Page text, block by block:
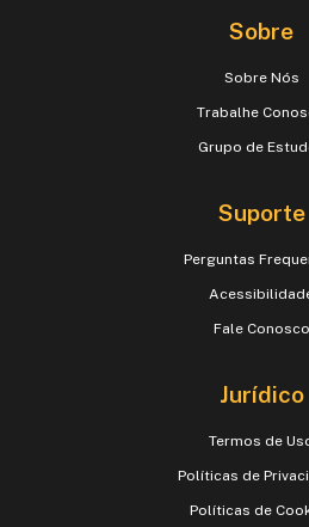
Sobre
Sobre Nós
Trabalhe
Grupo de
Suporte
Perguntas
Fale Conosco
Jurídico
Termos de
Políticas de
Políticas de